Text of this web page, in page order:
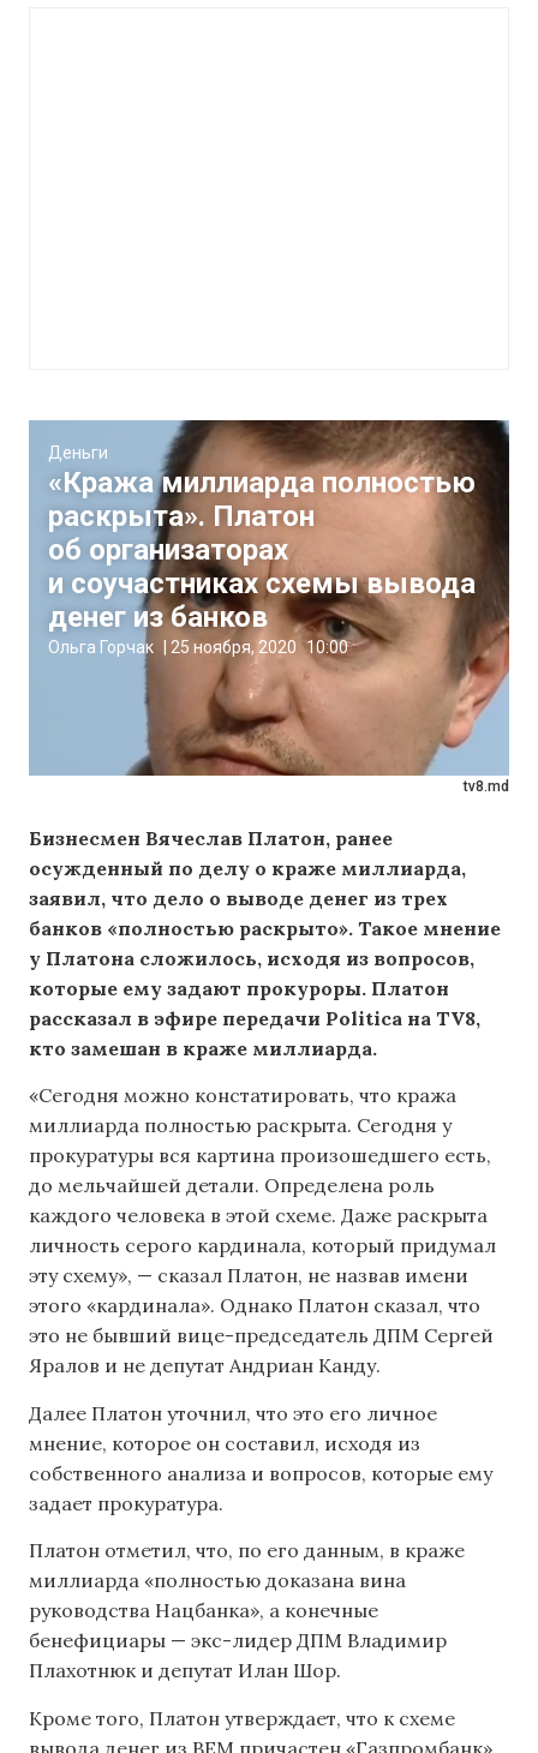
tv8.md
Деньги
«Кража миллиарда полностью
раскрыта». Платон
об организаторах
и соучастниках схемы вывода
денег из банков
Ольга Горчак 25 ноября, 2020 10:00
Бизнесмен Вячеслав Платон, ранее
осужденный по делу о краже миллиарда,
заявил, что дело о выводе денег из трех
банков «полностью раскрыто». Такое мнение
у Платона сложилось, исходя из вопросов,
которые ему задают прокуроры. Платон
рассказал в эфире передачи Politica на TV8,
кто замешан в краже миллиарда.
«Сегодня можно констатировать, что кража
миллиарда полностью раскрыта. Сегодня у
прокуратуры вся картина произошедшего есть,
до мельчайшей детали. Определена роль
каждого человека в этой схеме. Даже раскрыта
личность серого кардинала, который придумал
эту схему», — сказал Платон, не назвав имени
этого «кардинала». Однако Платон сказал, что
это не бывший вице-председатель ДПМ Сергей
Яралов и не депутат Андриан Канду.
Далее Платон уточнил, что это его личное
мнение, которое он составил, исходя из
собственного анализа и вопросов, которые ему
задает прокуратура.
Платон отметил, что, по его данным, в краже
миллиарда «полностью доказана вина
руководства Нацбанка», а конечные
бенефициары — экс-лидер ДПМ Владимир
Плахотнюк и депутат Илан Шор.
Кроме того, Платон утверждает, что к схеме
вывода денег из BEM причастен «Газпромбанк».